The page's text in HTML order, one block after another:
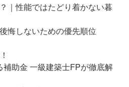
｜性能ではたどり着かない暮
悔しないための優先順位
助金 一級建築士FPが徹底解